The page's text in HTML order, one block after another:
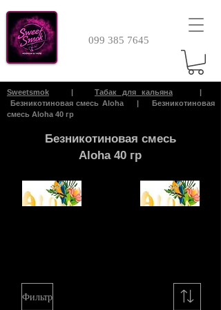
099 385 7645
Sweetsmok |Табак для кальяна|
Безникотиновая смесь Aloha | Безникотиновая
смесь Aloha 40 гр
Безникотиновая смесь
Aloha 40 гр
Фильтр